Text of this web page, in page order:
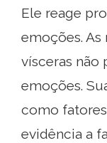
Ele reage
emoções. As
vísceras não
emoções.
como
evidência a